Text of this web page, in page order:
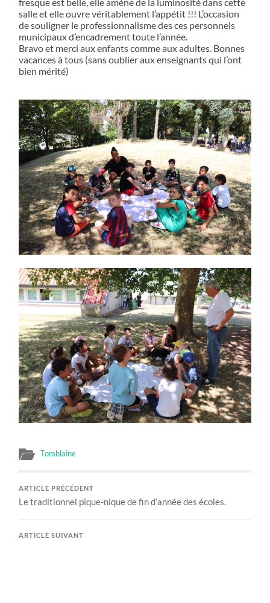
salle et elle ouvre véritablement l’appétit !!! L’occasion
de souligner le professionnalisme des ces personnels
municipaux d’encadrement toute l’année.
Bravo et merci aux enfants comme aux adultes. Bonnes
vacances à tous (sans oublier aux enseignants qui l’ont
bien mérité)
Tomblaine
ARTICLE PRÉCÉDENT
Le traditionnel pique-nique de fin d’année des écoles.
ARTICLE SUIVANT